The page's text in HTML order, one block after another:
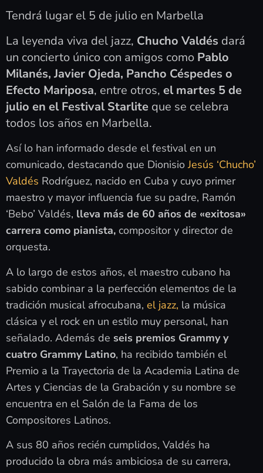
Tendrá lugar el 5 de julio en Marbella
La leyenda viva del jazz, Chucho Valdés dará
un concierto único con amigos como Pablo
Milanés, Javier Ojeda, Pancho Céspedes o
Efecto Mariposa, entre otros, el martes 5 de
julio en el Festival Starlite que se celebra
todos los años en Marbella.
Así lo han informado desde el festival en un
comunicado, destacando que DionisioJesús ‘Chucho’
Valdés Rodríguez, nacido en Cuba y cuyo primer
maestro y mayor influencia fue su padre, Ramón
‘Bebo’ Valdés, lleva más de 60 años de «exitosa»
carrera como pianista, compositor y director de
orquesta.
A lo largo de estos años, el maestro cubano ha
sabido combinar a la perfección elementos de la
tradición musical afrocubana, el jazz, la música
clásica y el rock en un estilo muy personal, han
señalado. Además de seis premios Grammy y
cuatro Grammy Latino, ha recibido también el
Premio a la Trayectoria de la Academia Latina de
Artes y Ciencias de la Grabación y su nombre se
encuentra en el Salón de la Fama de los
Compositores Latinos.
A sus 80 años recién cumplidos, Valdés ha
producido la obra más ambiciosa de su carrera,